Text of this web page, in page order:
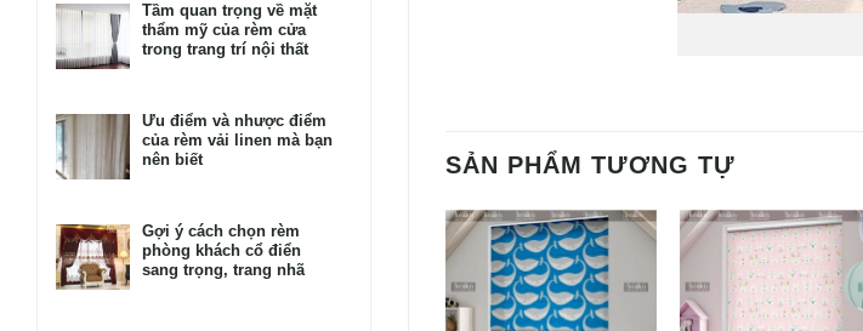
Tầm quan trọng về mặt
thẩm mỹ của rèm cửa
trong trang trí nội thất
Ưu điểm và nhược điểm
của rèm vải linen mà bạn
nên biết
Gợi ý cách chọn rèm
phòng khách cổ điển
sang trọng, trang nhã
SẢN PHẨM TƯƠNG TỰ